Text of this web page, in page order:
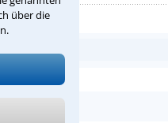
über die